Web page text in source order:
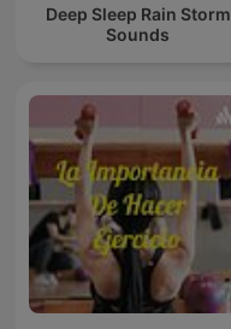
Deep Sleep Rain Storm
Sounds